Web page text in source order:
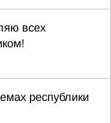
всех
республики